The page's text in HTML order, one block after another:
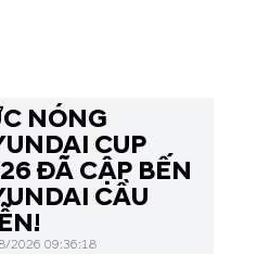
NÓNG
CUP
ĐÃ CẬP BẾN
CẦU
2026 09:36:18